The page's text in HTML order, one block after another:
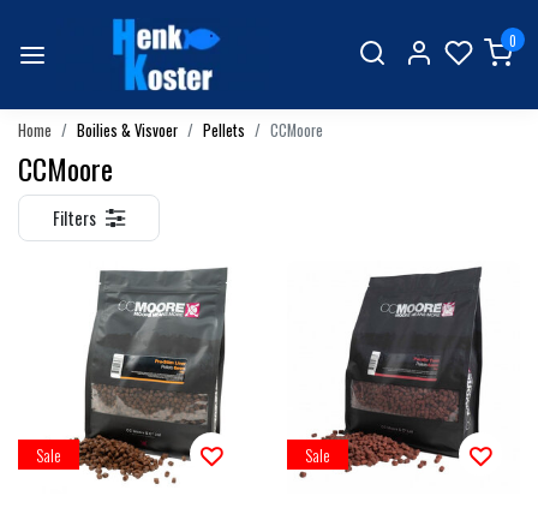
0
Home Boilies & Visvoer Pellets CCMoore
CCMoore
Filters
Sale Sale